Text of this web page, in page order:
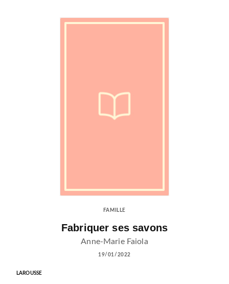
FAMILLE
Fabriquer ses savons
Anne-Marie Faiola
19/01/2022
LAROUSSE